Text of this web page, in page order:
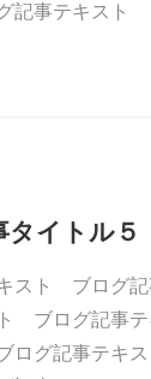
記事テキスト
タイトル５
スト ブログ
ブログ記事
ログ記事テキ